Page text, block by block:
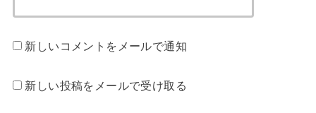
新しいコメントをメールで通知
新しい投稿をメールで受け取る